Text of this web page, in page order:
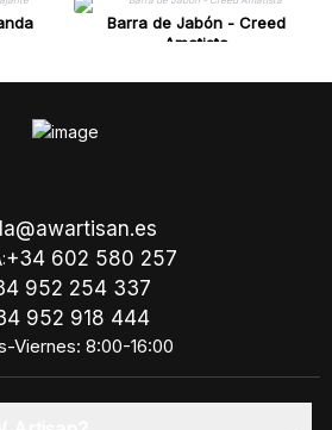
Barra de Jabón - Creed
Amatista
+34 602 580 257
952 254 337
952 918 444
Viernes: 8:00-16:00